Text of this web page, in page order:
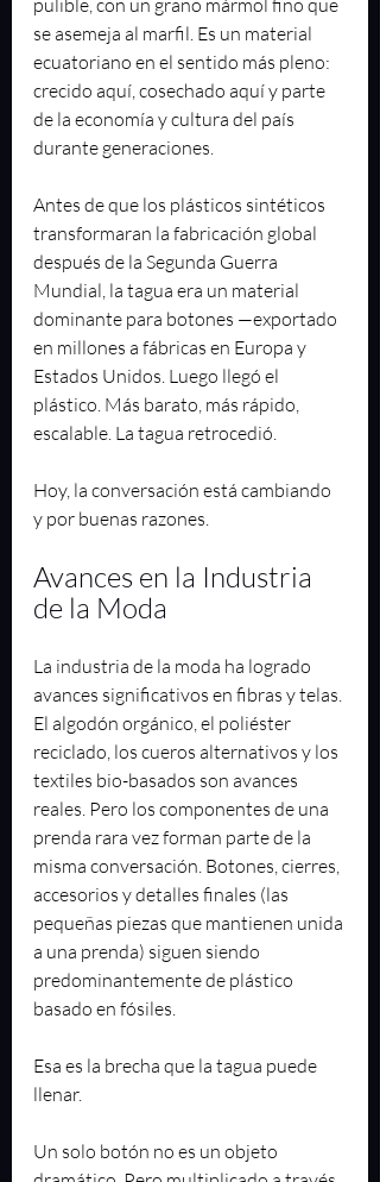
pulible, con un grano mármol fino que
se asemeja al marfil. Es un material
ecuatoriano en el sentido más pleno:
crecido aquí, cosechado aquí y parte
de la economía y cultura del país
durante generaciones.
Antes de que los plásticos sintéticos
transformaran la fabricación global
después de la Segunda Guerra
Mundial, la tagua era un material
dominante para botones —exportado
en millones a fábricas en Europa y
Estados Unidos. Luego llegó el
plástico. Más barato, más rápido,
escalable. La tagua retrocedió.
Hoy, la conversación está cambiando
y por buenas razones.
Avances en la Industria
de la Moda
La industria de la moda ha logrado
avances significativos en fibras y telas.
El algodón orgánico, el poliéster
reciclado, los cueros alternativos y los
textiles bio-basados son avances
reales. Pero los componentes de una
prenda rara vez forman parte de la
misma conversación. Botones, cierres,
accesorios y detalles finales (las
pequeñas piezas que mantienen unida
a una prenda) siguen siendo
predominantemente de plástico
basado en fósiles.
Esa es la brecha que la tagua puede
llenar.
Un solo botón no es un objeto